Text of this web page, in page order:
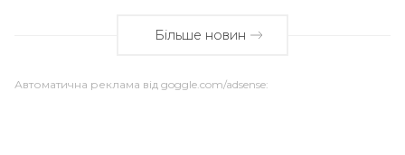
Більше новин
Автоматична реклама від goggle.com/adsense: